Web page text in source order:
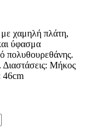
χαμηλή πλάτη,
ύφασμα
πολυθουρεθάνης.
Διαστάσεις: Μήκος
: 46cm